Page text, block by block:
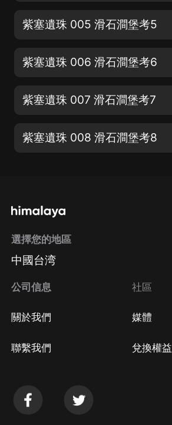
紫塞遺珠 005 滑石澗堡考5
紫塞遺珠 006 滑石澗堡考6
紫塞遺珠 007 滑石澗堡考7
紫塞遺珠 008 滑石澗堡考8
選擇您的地區
中國台湾
公司信息
關於我們
聯繫我們
社區
媒體
兌換權益